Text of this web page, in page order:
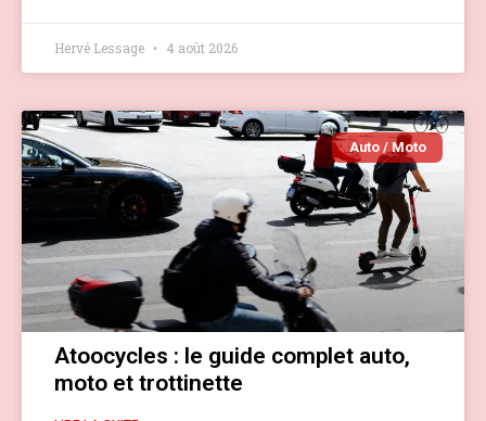
Hervé Lessage 4 août 2026
Auto / Moto
Atoocycles : le guide complet auto,
moto et trottinette